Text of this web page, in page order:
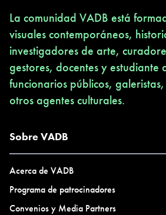
La comunidad VADB está
visuales contemporáneos,
investigadores de arte,
gestores, docentes y estudiante
funcionarios públicos,
otros agentes culturales.
Sobre VADB
Acerca de VADB
Programa de patrocinadores
Convenios y Media Partners